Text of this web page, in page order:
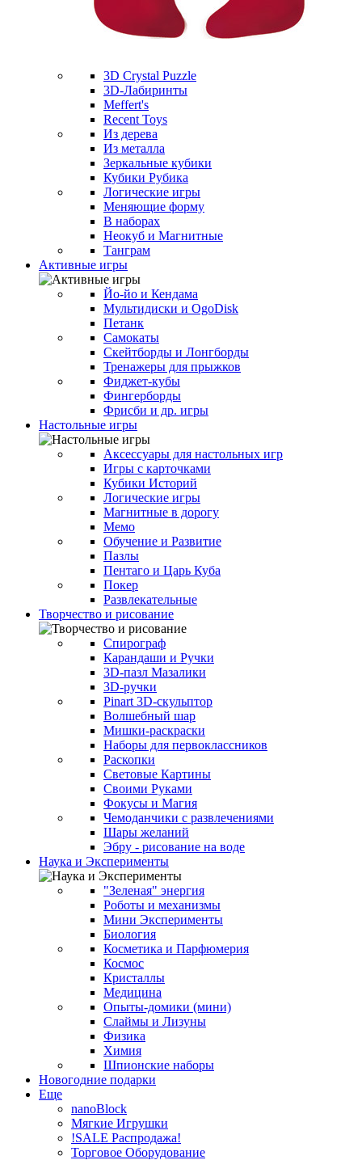
3D Crystal Puzzle
3D-Лабиринты
Meffert's
Recent Toys
Из дерева
Из металла
Зеркальные кубики
Кубики Рубика
Логические игры
Меняющие форму
В наборах
Неокуб и Магнитные
Танграм
Активные игры
Йо-йо и Кендама
Мультидиски и OgoDisk
Петанк
Самокаты
Скейтборды и Лонгборды
Тренажеры для прыжков
Фиджет-кубы
Фингерборды
Фрисби и др. игры
Настольные игры
Аксессуары для настольных игр
Игры с карточками
Кубики Историй
Логические игры
Магнитные в дорогу
Мемо
Обучение и Развитие
Пазлы
Пентаго и Царь Куба
Покер
Развлекательные
Творчество и рисование
Спирограф
Карандаши и Ручки
3D-пазл Мазалики
3D-ручки
Pinart 3D-скульптор
Волшебный шар
Мишки-раскраски
Наборы для первоклассников
Раскопки
Световые Картины
Своими Руками
Фокусы и Магия
Чемоданчики с развлечениями
Шары желаний
Эбру - рисование на воде
Наука и Эксперименты
"Зеленая" энергия
Роботы и механизмы
Мини Эксперименты
Биология
Косметика и Парфюмерия
Космос
Кристаллы
Медицина
Опыты-домики (мини)
Слаймы и Лизуны
Физика
Химия
Шпионские наборы
Новогодние подарки
Еще
nanoBlock
Мягкие Игрушки
!SALE Распродажа!
Торговое Оборудование